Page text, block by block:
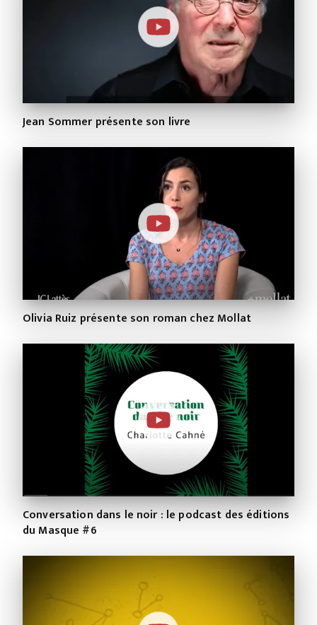
Jean Sommer présente son livre
Olivia Ruiz présente son roman chez Mollat
Conversation dans le noir : le podcast des éditions
du Masque #6